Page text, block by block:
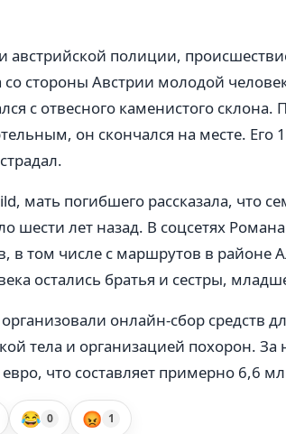
полиции,
стороны Австрии молодой
с отвесного каменистого
он скончался на месте. Его
мать погибшего рассказала, что
шести лет назад. В соцсетях
в том числе с маршрутов в
остались братья и сестры,
онлайн-сбор средств
тела и организацией похорон. За
что составляет примерно 6,6
😂 0 😡 1